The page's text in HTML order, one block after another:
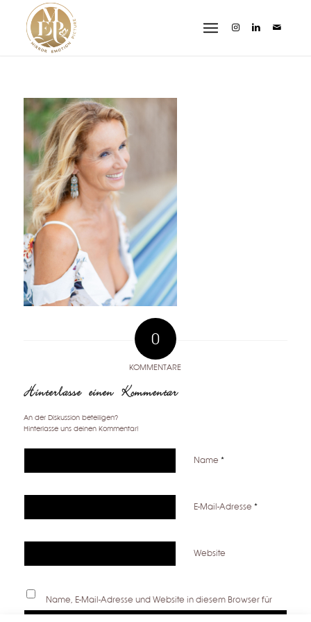
0
KOMMENTARE
Hinterlasse einen Kommentar
An der Diskussion beteiligen?
Hinterlasse uns deinen Kommentar!
Name *
E-Mail-Adresse *
Website
Name, E-Mail-Adresse und Website in diesem Browser für
meinen nächsten Kommentar speichern.